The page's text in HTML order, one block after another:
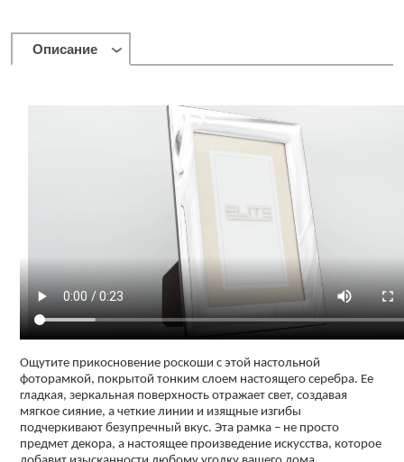
Описание
Ощутите прикосновение роскоши с этой настольной
фоторамкой, покрытой тонким слоем настоящего серебра. Ее
гладкая, зеркальная поверхность отражает свет, создавая
мягкое сияние, а четкие линии и изящные изгибы
подчеркивают безупречный вкус. Эта рамка – не просто
предмет декора, а настоящее произведение искусства, которое